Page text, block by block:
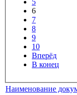
5
6
7
8
9
10
Вперёд
В конец
Наименование